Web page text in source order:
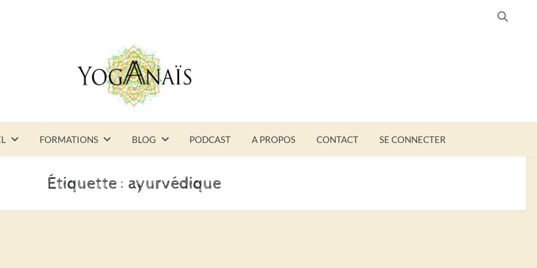
FORMATIONS BLOG PODCAST A PROPOS CONTACT SE CONNECTER
Étiquette : ayurvédique